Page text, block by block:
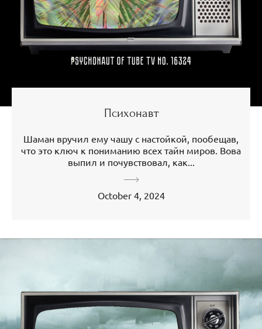
Психонавт
Шаман вручил ему чашу с настойкой, пообещав,
что это ключ к пониманию всех тайн миров. Вова
выпил и почувствовал, как...
October 4, 2024